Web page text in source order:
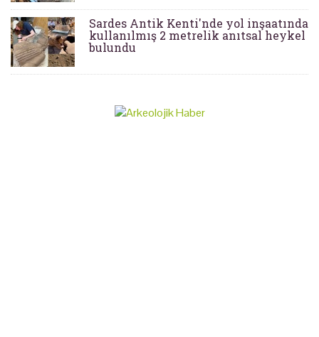
Sardes Antik Kenti'nde yol inşaatında
kullanılmış 2 metrelik anıtsal heykel
bulundu